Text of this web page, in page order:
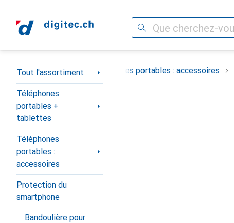
Recherche
Navigation par catégorie
Tout l'assortiment
Téléphones
portables +
tablettes
Téléphones
portables :
accessoires
Protection du
smartphone
Bandoulière pour
+ tablettes Téléphones portables : accessoires